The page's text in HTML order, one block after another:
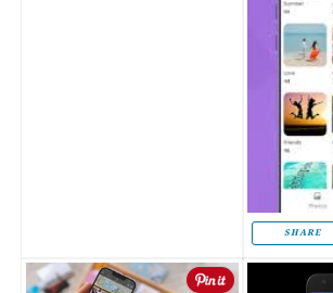
SHARE